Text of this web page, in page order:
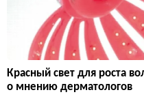
Красный свет для роста
о мнению дерматологов